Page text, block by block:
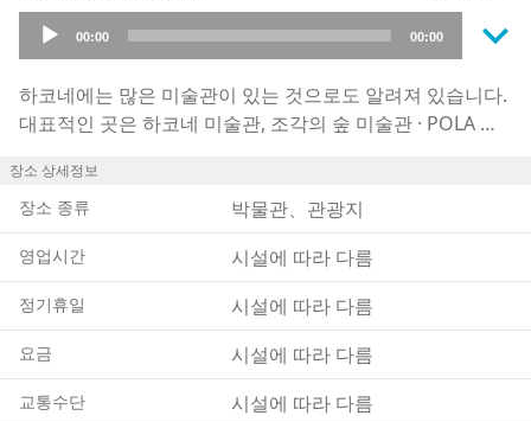
Audio
Player
00:00 00:00 keyboard_arrow_down
하코네에는 많은 미술관이 있는 것으로도 알려져 있습니다.
대표적인 곳은 하코네 미술관, 조각의 숲 미술관 · POLA 미
미술관, 하코네 라릭 미술관 등이 있습니다. 각각 매력 넘치
는 상설전시 이외에 수시로 특별전시를 실시하여 여러번 방
문해도 질리지 않도록 되어 있습니다. 또한 음식점도 같이
있기 때문에 차분한 시간을 보내고 싶은 분에게도 추천 장소
가 되고 있습니다.
이 밖에 개성적인 곳은 하코네 유모토에 있는 하코네 기타하
라 장난감 박물관입니다. 인기가 높아 멀리서 찾아 오는 사
람들도 많은 것이 특징입니다. 전시물로는 양철 장난감과 미
니카, 레코드 등 다른 곳에서는 볼 수 없으며 향수에 젖을 수
장소 상세정보
장소 종류 박물관、관광지
영업시간 시설에 따라 다름
정기휴일 시설에 따라 다름
요금 시설에 따라 다름
교통수단 시설에 따라 다름